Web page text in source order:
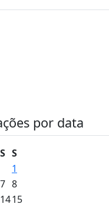
por data
S S
1
7 8
1415